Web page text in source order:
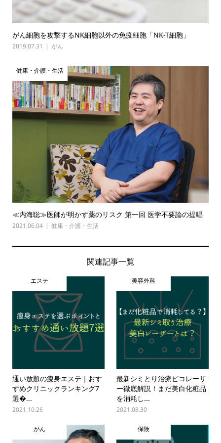
がん細胞を攻撃するNK細胞以外の免疫細胞「NK-T細胞」
2019.07.31 がん
健康・介護・生活
≪内海聡≫医師が明かす薬のリスク 第一回 医学不要論の提唱
2021.06.04 健康・介護・生活
関連記事一覧
エステ
通い放題の痩身エステ｜おす
すめクリニックランキング7
選�...
2021.10.26
美容外科
最新シミとり治療ピコレーザ
ー徹底解説！まだ美白化粧品
を消耗し...
2021.08.30
がん 保険